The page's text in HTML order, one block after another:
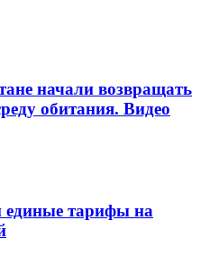
начали возвращать
обитания. Видео
единые тарифы на